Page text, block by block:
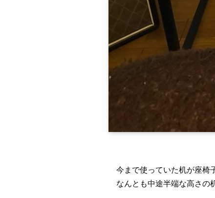
今まで使っていた机が座椅
なんとも中途半端な高さの